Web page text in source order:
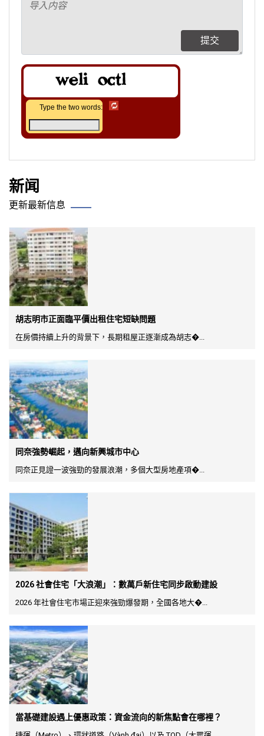
提交
Type the two words:
新闻
更新最新信息
胡志明市正面臨平價出租住宅短缺問題
在房價持續上升的背景下，長期租屋正逐漸成為胡志�...
同奈強勢崛起，邁向新興城市中心
同奈正見證一波強勁的發展浪潮，多個大型房地產項�...
2026 社會住宅「大浪潮」：數萬戶新住宅同步啟動建設
2026 年社會住宅市場正迎來強勁爆發期，全國各地大�...
當基礎建設遇上優惠政策：資金流向的新焦點會在哪裡？